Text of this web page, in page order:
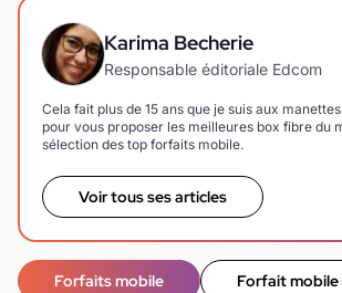
Karima Becherie
Responsable éditoriale Edcom
Cela fait plus de 15 ans que je suis aux
pour vous proposer les meilleures box fibre du
sélection des top forfaits mobile.
Voir tous ses articles
Forfaits mobile Forfait mobile